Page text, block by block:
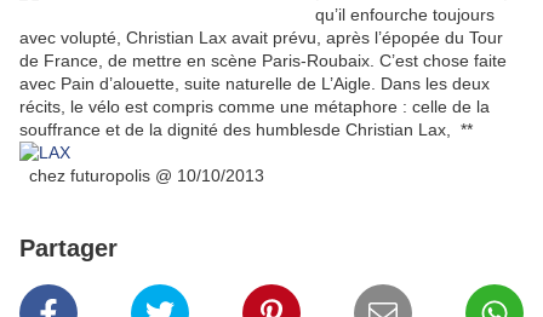
qu’il enfourche toujours
avec volupté, Christian Lax avait prévu, après l’épopée du Tour
de France, de mettre en scène Paris-Roubaix. C’est chose faite
avec Pain d’alouette, suite naturelle de L’Aigle. Dans les deux
récits, le vélo est compris comme une métaphore : celle de la
souffrance et de la dignité des humblesde Christian Lax, **
chez futuropolis @ 10/10/2013
Partager